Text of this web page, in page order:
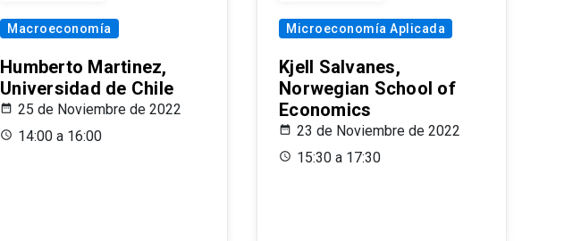
Macroeconomía
Humberto Martinez,
Universidad de Chile
25 de Noviembre de 2022
14:00 a 16:00
Microeconomía Aplicada
Kjell Salvanes,
Norwegian School of
Economics
23 de Noviembre de 2022
15:30 a 17:30